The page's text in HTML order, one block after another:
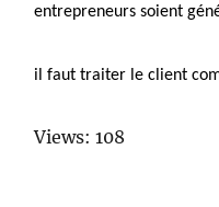
entrepreneurs soient
il faut traiter le client
Views: 108